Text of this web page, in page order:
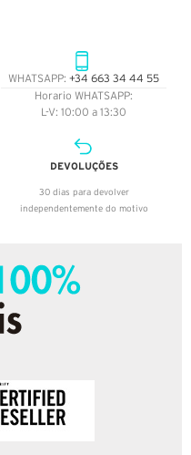
WHATSAPP: +34 663 34 44 55
Horario WHATSAPP:
L-V: 10:00 a 13:30
DEVOLUÇÕES
30 dias para devolver
independentemente do motivo